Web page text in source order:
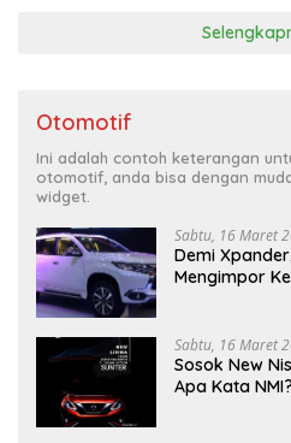
Otomotif
Ini adalah contoh keterangan
otomotif, anda bisa dengan
widget.
Sabtu, 16 Maret
Demi
Mengimpor
Sabtu, 16 Maret
Sosok New
Apa Kata NMI?